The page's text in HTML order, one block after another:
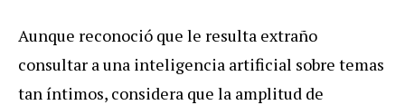
Aunque reconoció que le resulta extraño
consultar a una inteligencia artificial sobre temas
tan íntimos, considera que la amplitud de